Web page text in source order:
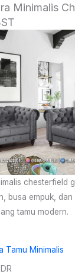
Minimalis
chesterfield
busa empuk,
tamu modern.
Tamu Minimalis
IDR